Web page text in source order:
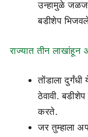
उन्हामुळे
बडीशेप
राज्यात तीन लाखांहून
तोंडाला
ठेवावी.
करते.
जर तुम्हाला